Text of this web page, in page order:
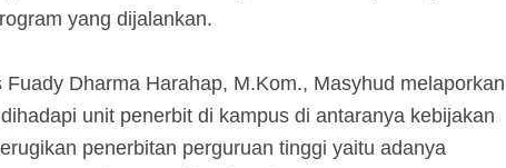
yang dijalankan.
Fuady Dharma Harahap, M.Kom., Masyhud melaporkan
unit penerbit di kampus di antaranya kebijakan
penerbitan perguruan tinggi yaitu adanya